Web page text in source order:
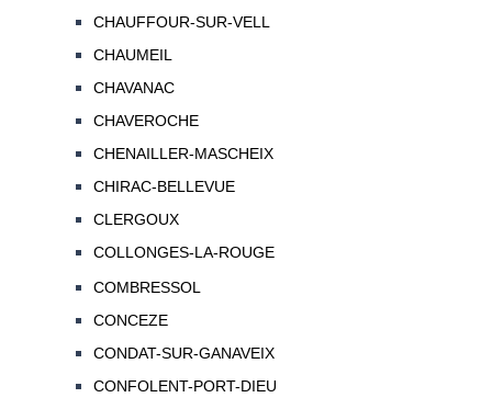
CHAUFFOUR-SUR-VELL
CHAUMEIL
CHAVANAC
CHAVEROCHE
CHENAILLER-MASCHEIX
CHIRAC-BELLEVUE
CLERGOUX
COLLONGES-LA-ROUGE
COMBRESSOL
CONCEZE
CONDAT-SUR-GANAVEIX
CONFOLENT-PORT-DIEU